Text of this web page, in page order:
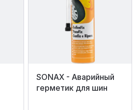
SONAX - Аварийный
герметик для шин